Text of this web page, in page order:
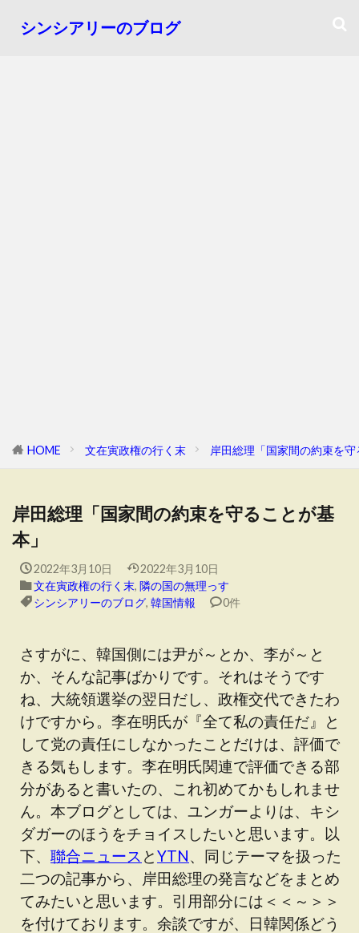
シンシアリーのブログ
HOME 文在寅政権の行く末 岸田総理「国家間の約束を
岸田総理「国家間の約束を守ることが基
本」
2022年3月10日
2022年3月10日
文在寅政権の行く末, 隣の国の無理っす
シンシアリーのブログ, 韓国情報 0件
さすがに、韓国側には尹が～とか、李が～と
か、そんな記事ばかりです。それはそうです
ね、大統領選挙の翌日だし、政権交代できたわ
けですから。李在明氏が『全て私の責任だ』と
して党の責任にしなかったことだけは、評価で
きる気もします。李在明氏関連で評価できる部
分があると書いたの、これ初めてかもしれませ
ん。本ブログとしては、ユンガーよりは、キシ
ダガーのほうをチョイスしたいと思います。以
下、 聯合ニュース とYTN、同じテーマを扱った
二つの記事から、岸田総理の発言などをまとめ
てみたいと思います。引用部分には＜＜～＞＞
を付けております。余談ですが、日韓関係どう